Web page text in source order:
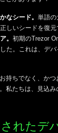
なシード。 単語の
しいシードを復
。 初期のTrezor
た。これは、デ
持ちでなく、か
私たちは、見込
れたデ